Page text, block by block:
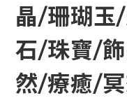
晶/珊瑚玉
石/珠寶/
然/療癒/